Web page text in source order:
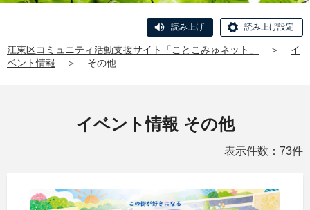
読み上げ 読み上げ設定
江東区コミュニティ活動支援サイト「ことこみゅネット」 ＞
イ
ベント情報
＞ その他
イベント情報 その他
表示件数：73件